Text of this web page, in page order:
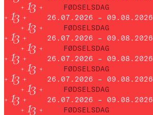
FØDSELSDAG
26.07.2026 – 09.08.2026
FØDSELSDAG
26.07.2026 – 09.08.2026
FØDSELSDAG
26.07.2026 – 09.08.2026
FØDSELSDAG
26.07.2026 – 09.08.2026
FØDSELSDAG
26.07.2026 – 09.08.2026
FØDSELSDAG